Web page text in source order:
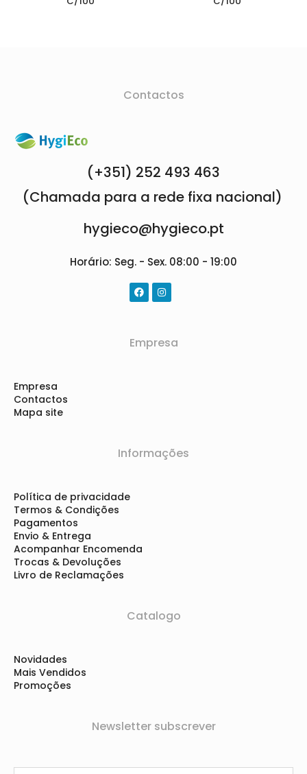
Contactos
(+351) 252 493 463
(Chamada para a rede fixa nacional)
hygieco@hygieco.pt
Horário: Seg. - Sex. 08:00 - 19:00
Empresa
Empresa
Contactos
Mapa site
Informações
Política de privacidade
Termos & Condições
Pagamentos
Envio & Entrega
Acompanhar Encomenda
Trocas & Devoluções
Livro de Reclamações
Catalogo
Novidades
Mais Vendidos
Promoções
Newsletter subscrever